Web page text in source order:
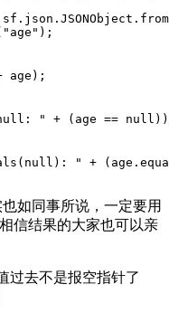
age);
" + (age ==
" +
如同事所说，一定要用
信结果的大家也可以亲
过去不是报空指针了